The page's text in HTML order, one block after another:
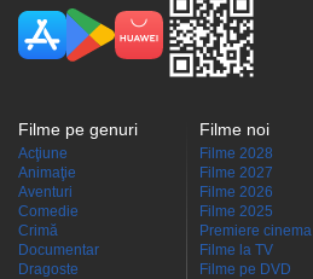
Filme pe genuri
Acţiune
Animaţie
Aventuri
Comedie
Crimă
Documentar
Dragoste
Filme noi
Filme 2028
Filme 2027
Filme 2026
Filme 2025
Premiere cinema
Filme la TV
Filme pe DVD